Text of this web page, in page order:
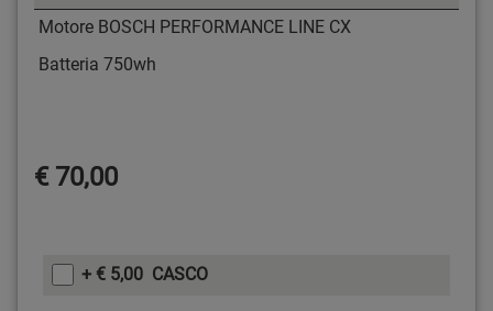
Motore BOSCH PERFORMANCE LINE CX
Batteria 750wh
€ 70,00
+ € 5,00 CASCO